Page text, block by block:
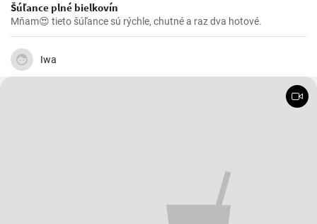
Šúľance plné bielkovín
Mňam😍 tieto šúľance sú rýchle, chutné a raz dva hotové.
Iwa